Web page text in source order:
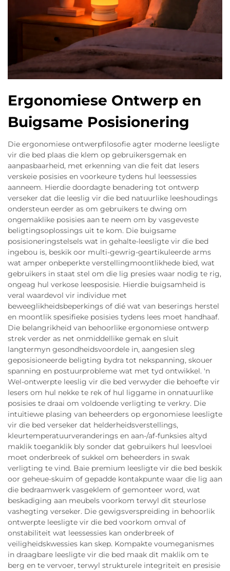
Ergonomiese Ontwerp en
Buigsame Posisionering
Die ergonomiese ontwerpfilosofie agter moderne leesligte
vir die bed plaas die klem op gebruikersgemak en
aanpasbaarheid, met erkenning van die feit dat lesers
verskeie posisies en voorkeure tydens hul leessessies
aanneem. Hierdie doordagte benadering tot ontwerp
verseker dat die leeslig vir die bed natuurlike leeshoudings
ondersteun eerder as om gebruikers te dwing om
ongemaklike posisies aan te neem om by vasgeveste
beligtingsoplossings uit te kom. Die buigsame
posisioneringstelsels wat in gehalte-leesligte vir die bed
ingebou is, beskik oor multi-gewrig-geartikuleerde arms
wat amper onbeperkte verstellingmoontlikhede bied, wat
gebruikers in staat stel om die lig presies waar nodig te rig,
ongeag hul verkose leesposisie. Hierdie buigsamheid is
veral waardevol vir individue met
beweeglikheidsbeperkings of dié wat van beserings herstel
en moontlik spesifieke posisies tydens lees moet handhaaf.
Die belangrikheid van behoorlike ergonomiese ontwerp
strek verder as net onmiddellike gemak en sluit
langtermyn gesondheidsvoordele in, aangesien sleg
geposisioneerde beligting bydra tot nekspanning, skouer
spanning en postuurprobleme wat met tyd ontwikkel. 'n
Wel-ontwerpte leeslig vir die bed verwyder die behoefte vir
lesers om hul nekke te rek of hul liggame in onnatuurlike
posisies te draai om voldoende verligting te verkry. Die
intuïtiewe plasing van beheerders op ergonomiese leesligte
vir die bed verseker dat helderheidsverstellings,
kleurtemperatuurveranderings en aan-/af-funksies altyd
maklik toeganklik bly sonder dat gebruikers hul leesvloei
moet onderbreek of sukkel om beheerders in swak
verligting te vind. Baie premium leesligte vir die bed beskik
oor geheue-skuim of gepadde kontakpunte waar die lig aan
die bedraamwerk vasgeklem of gemonteer word, wat
beskadiging aan meubels voorkom terwyl dit steurlose
vashegting verseker. Die gewigsverspreiding in behoorlik
ontwerpte leesligte vir die bed voorkom omval of
onstabiliteit wat leessessies kan onderbreek of
veiligheidskwessies kan skep. Kompakte voumeganismes
in draagbare leesligte vir die bed maak dit maklik om te
berg en te vervoer, terwyl strukturele integriteit en presisie